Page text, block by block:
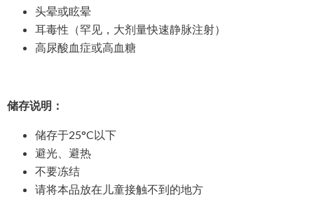
头晕或眩晕
耳毒性（罕见，大剂量快速静脉注射）
高尿酸血症或高血糖
储存说明：
储存于25°C以下
避光、避热
不要冻结
请将本品放在儿童接触不到的地方